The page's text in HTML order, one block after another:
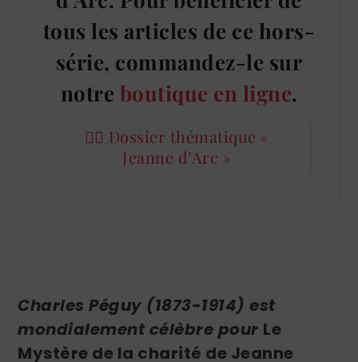
tous les articles de ce hors-
série, commandez-le sur
notre boutique en ligne.
👉🏻 Dossier thématique «
Jeanne d’Arc »
Charles Péguy (1873-1914) est
mondialement célèbre pour Le
Mystère de la charité de Jeanne